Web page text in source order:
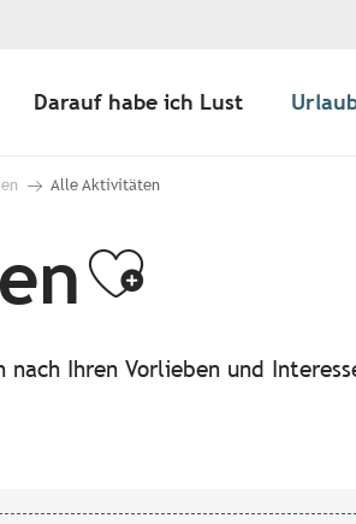
Darauf habe ich Lust
Alle Aktivitäten
Ajouter
nach Ihren Vorlieben und